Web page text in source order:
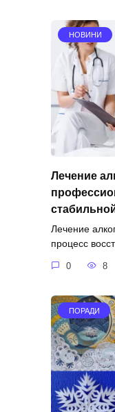
НОВИНИ
Лечение
Лечение
процесс
0 8
ПОРАДИ